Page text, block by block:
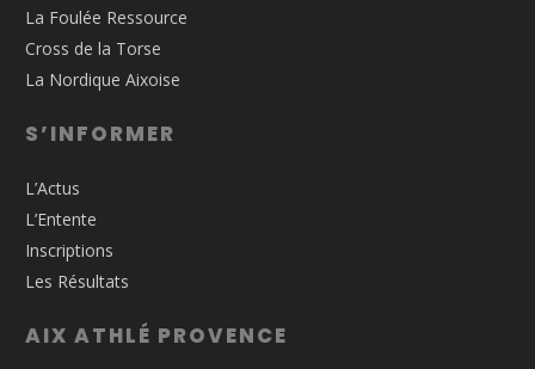
La Foulée Ressource
Cross de la Torse
La Nordique Aixoise
S’INFORMER
L’Actus
L’Entente
Inscriptions
Les Résultats
AIX ATHLÉ PROVENCE